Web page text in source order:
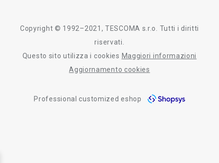
Tescoma nel mondo
informativa whistleblowing
Copyright © 1992–2021, TESCOMA s.r.o. Tutti i diritti
riservati.
Questo sito utilizza i cookies Maggiori informazioni
Aggiornamento cookies
Professional customized eshop